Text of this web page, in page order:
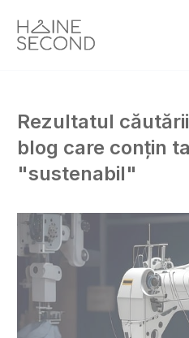
Rezultatul
blog care conțin
"sustenabil"